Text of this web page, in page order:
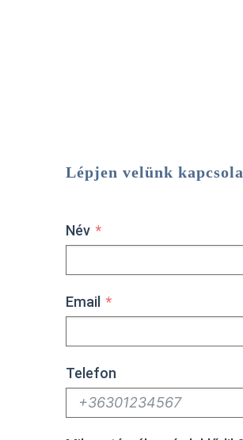
Lépjen velünk
Név
Email
Telefon